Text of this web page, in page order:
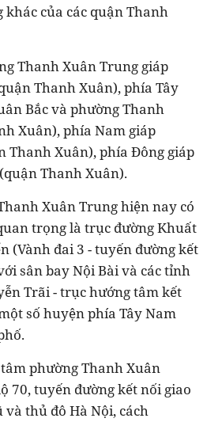
của các quận Thanh
Thanh Xuân Trung giáp
Thanh Xuân), phía Tây
Bắc và phường Thanh
Xuân), phía Nam giáp
Thanh Xuân), phía Đông giáp
Thanh Xuân).
Xuân Trung hiện nay có
trọng là trục đường Khuất
(Vành đai 3 - tuyến đường kết
sân bay Nội Bài và các tỉnh
Trãi - trục hướng tâm kết
số huyện phía Tây Nam
phường Thanh Xuân
70, tuyến đường kết nối giao
thủ đô Hà Nội, cách